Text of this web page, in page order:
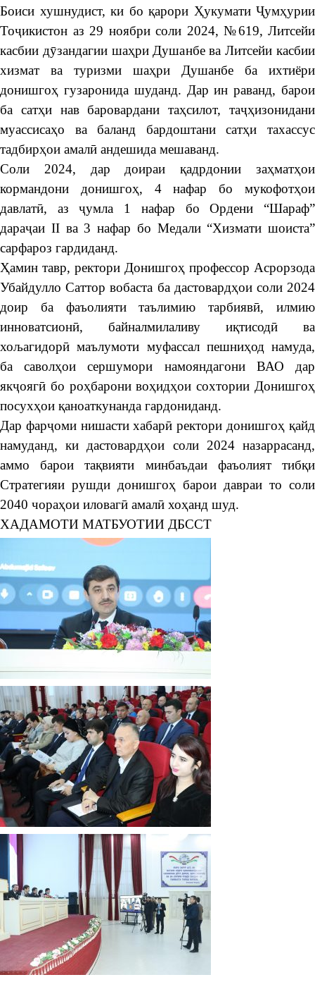
Боиси хушнудист, ки бо қарори Ҳукумати Ҷумҳурии
Тоҷикистон аз 29 ноябри соли 2024, №619, Литсейи
касбии дӯзандагии шаҳри Душанбе ва Литсейи касбии
хизмат ва туризми шаҳри Душанбе ба ихтиёри
донишгоҳ гузаронида шуданд. Дар ин раванд, барои
ба сатҳи нав баровардани таҳсилот, таҷҳизонидани
муассисаҳо ва баланд бардоштани сатҳи тахассус
тадбирҳои амалӣ андешида мешаванд.
Соли 2024, дар доираи қадрдонии заҳматҳои
кормандони донишгоҳ, 4 нафар бо мукофотҳои
давлатӣ, аз ҷумла 1 нафар бо Ордени “Шараф”
дараҷаи II ва 3 нафар бо Медали “Хизмати шоиста”
сарфароз гардиданд.
Ҳамин тавр, ректори Донишгоҳ профессор Асрорзода
Убайдулло Саттор вобаста ба дастовардҳои соли 2024
доир ба фаъолияти таълимию тарбиявӣ, илмию
инноватсионӣ, байналмилаливу иқтисодӣ ва
хољагидорӣ маълумоти муфассал пешниҳод намуда,
ба саволҳои сершумори намояндагони ВАО дар
якҷоягӣ бо роҳбарони воҳидҳои сохтории Донишгоҳ
посухҳои қаноаткунанда гардониданд.
Дар фарҷоми нишасти хабарӣ ректори донишгоҳ қайд
намуданд, ки дастовардҳои соли 2024 назаррасанд,
аммо барои тақвияти минбаъдаи фаъолият тибқи
Стратегияи рушди донишгоҳ барои давраи то соли
2040 чораҳои иловагӣ амалӣ хоҳанд шуд.
ХАДАМОТИ МАТБУОТИИ ДБССТ